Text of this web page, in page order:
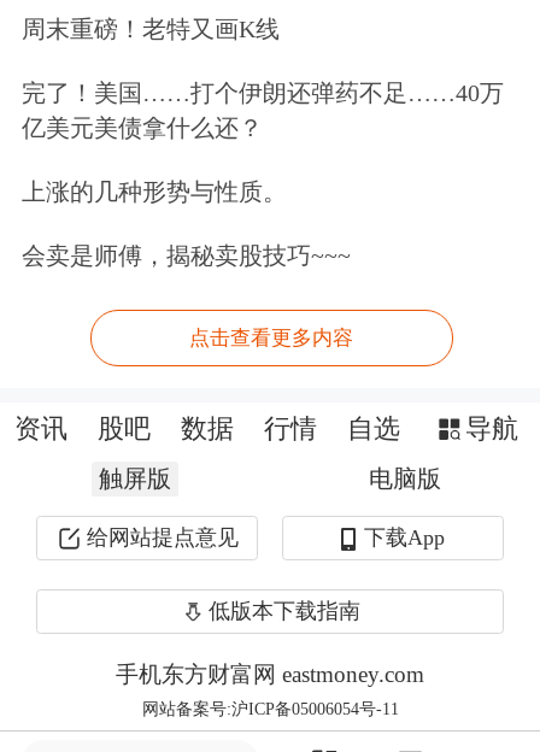
301099
雅创电子 62697.84
17.08
300913 兆龙互连 35136.04
301112 信邦智能 6745.44
301592 六九一二 20289.14
美畅股份 44126.68
13.26
300481
濮阳惠成 34423.61
12.87
昊帆生物
12.70
300487 蓝晓科技 35500.53
12.34
63614.07
天山电子 51822.62
300967 晓鸣股份 10987.57 10.94
周末重磅！老特又画K线
完了！美国……打个伊朗还弹药不足……40万
亿美元美债拿什么还？
上涨的几种形势与性质。
会卖是师傅，揭秘卖股技巧~~~
点击查看更多内容
资讯 股吧 数据 行情 自选 导航
触屏版 电脑版
给网站提点意见 下载App
低版本下载指南
手机东方财富网 eastmoney.com
网站备案号:沪ICP备05006054号-11